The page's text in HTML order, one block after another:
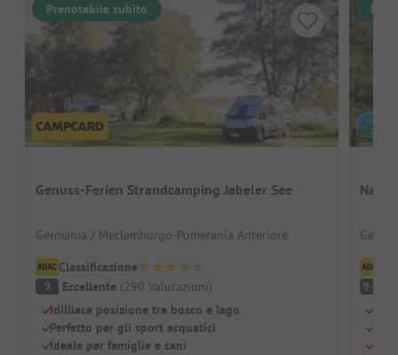
Prenotabile subito
Genuss-Ferien Strandcamping Jabeler See
Germania / Meclemburgo-Pomerania Anteriore
Classificazione
9 Eccellente (290 Valutazioni)
Idilliaca posizione tra bosco e lago
Perfetto per gli sport acquatici
Ideale per famiglie e cani
9.8